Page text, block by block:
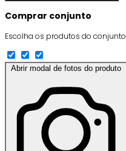
Comprar conjunto
Escolha os produtos do conjunto
Abrir modal de fotos do produto